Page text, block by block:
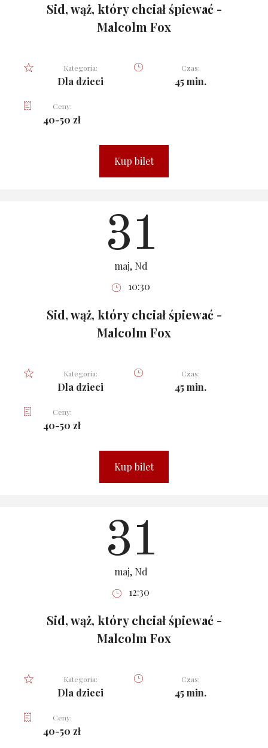
Sid, wąż, który chciał śpiewać -
Malcolm Fox
Kategoria:
Dla dzieci
Czas:
45 min.
Ceny:
40-50 zł
Kup bilet
31
maj, Nd
10:30
Sid, wąż, który chciał śpiewać -
Malcolm Fox
Kategoria:
Dla dzieci
Czas:
45 min.
Ceny:
40-50 zł
Kup bilet
31
maj, Nd
12:30
Sid, wąż, który chciał śpiewać -
Malcolm Fox
Kategoria:
Dla dzieci
Czas:
45 min.
Ceny:
40-50 zł